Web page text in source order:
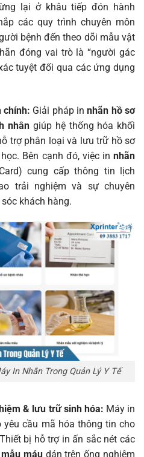
lại ở khâu tiếp đón hành
các quy trình chuyên môn
bệnh đến theo dõi mẫu vật
đóng vai trò là “người gác
tuyệt đối qua các ứng dụng
chính: Giải pháp innhãn hồ sơ
nhân giúp hệ thống hóa khối
trợ phân loại và lưu trữ hồ sơ
Bên cạnh đó, việc in nhãn
cung cấp thông tin lịch
trải nghiệm và sự chuyên
khách hàng.
In Nhãn Trong Quản Lý Y Tế
& lưu trữ sinh hóa: Máy in
cầu mã hóa thông tin cho
bị hỗ trợ in ấn sắc nét các
máudán trên ống nghiệm